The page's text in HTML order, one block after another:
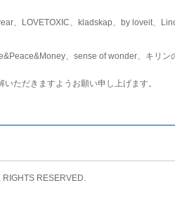
、LOVETOXIC、kladskap、by loveit、
、sense of wonder、キリン
ただきますようお願い申し上げます。